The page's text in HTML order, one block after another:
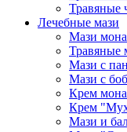
Травяные
Лечебные мази
Мази
Травяные
Мази с
Мази с
Крем
Крем
Мази и